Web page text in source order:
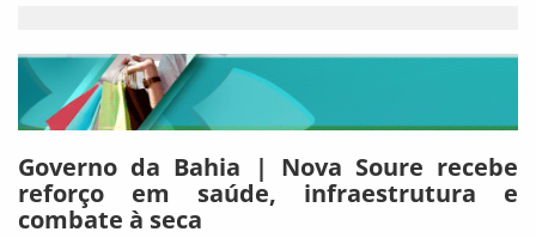
Governo da Bahia | Nova Soure recebe
reforço em saúde, infraestrutura e
combate à seca